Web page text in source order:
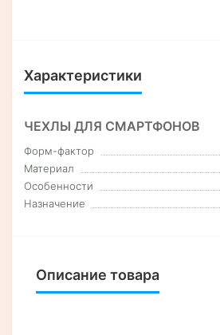
Характеристики
ЧЕХЛЫ ДЛЯ СМАРТФОНОВ
Форм-фактор
Материал
Особенности
Назначение
Описание товара